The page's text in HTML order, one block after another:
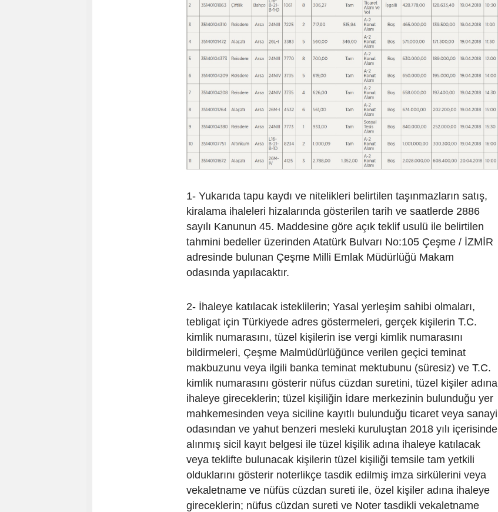
1- Yukarıda tapu kaydı ve nitelikleri belirtilen taşınmazların satış,
kiralama ihaleleri hizalarında gösterilen tarih ve saatlerde 2886
sayılı Kanunun 45. Maddesine göre açık teklif usulü ile belirtilen
tahmini bedeller üzerinden Atatürk Bulvarı No:105 Çeşme / İZMİR
adresinde bulunan Çeşme Milli Emlak Müdürlüğü Makam
odasında yapılacaktır.
2- İhaleye katılacak isteklilerin; Yasal yerleşim sahibi olmaları,
tebligat için Türkiyede adres göstermeleri, gerçek kişilerin T.C.
kimlik numarasını, tüzel kişilerin ise vergi kimlik numarasını
bildirmeleri, Çeşme Malmüdürlüğünce verilen geçici teminat
makbuzunu veya ilgili banka teminat mektubunu (süresiz) ve T.C.
kimlik numarasını gösterir nüfus cüzdan suretini, tüzel kişiler adına
ihaleye gireceklerin; tüzel kişiliğin İdare merkezinin bulunduğu yer
mahkemesinden veya siciline kayıtlı bulunduğu ticaret veya sanayi
odasından ve yahut benzeri mesleki kuruluştan 2018 yılı içerisinde
alınmış sicil kayıt belgesi ile tüzel kişilik adına ihaleye katılacak
veya teklifte bulunacak kişilerin tüzel kişiliği temsile tam yetkili
olduklarını gösterir noterlikçe tasdik edilmiş imza sirkülerini veya
vekaletname ve nüfüs cüzdan sureti ile, özel kişiler adına ihaleye
gireceklerin; nüfus cüzdan sureti ve Noter tasdikli vekaletname